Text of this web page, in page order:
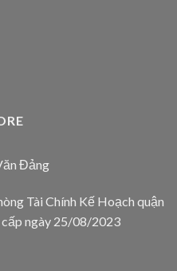
Đảng
Tài Chính Kế Hoạch quận
ngày 25/08/2023